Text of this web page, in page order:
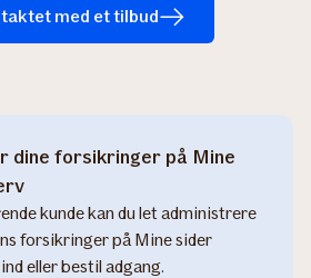
med et tilbud
dine forsikringer på Mine
kunde kan du let administrere
forsikringer på Mine sider
eller bestil adgang.